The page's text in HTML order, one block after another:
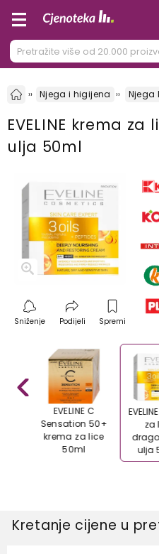
Njega i higijena Njega
EVELINE krema
ulja 50ml
Sniženje Podijeli Spremi
EVELINE C
Sensation 50+
krema za lice
50ml
za
ulja
Kretanje cijene u